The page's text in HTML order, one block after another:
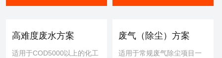
安全保障：专业设备持证
服务内容：清理，维修等
可选服务：填料购买
高难度废水方案
适用于COD5000以上的化工
废气（除尘）方案
适用于常规废气除尘项目一